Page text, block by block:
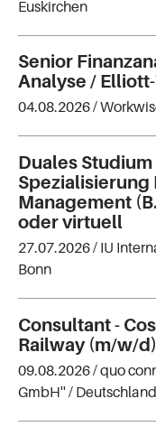
Euskirchen
Senior
Analyse /
04.08.2026 /
Duales Studium
Management
oder virtuell
27.07.2026 / IU
Bonn
Consultant -
Railway (m/w/d)
09.08.2026 /quo
GmbH'' / Deutschland